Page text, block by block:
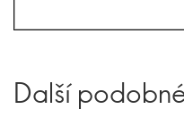
Další